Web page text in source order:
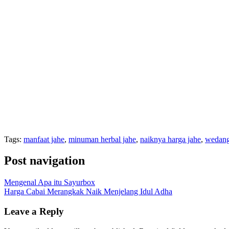
Tags: manfaat jahe, minuman herbal jahe, naiknya harga jahe,
Post navigation
Mengenal Apa itu Sayurbox
Harga Cabai Merangkak Naik Menjelang Idul Adha
Leave a Reply